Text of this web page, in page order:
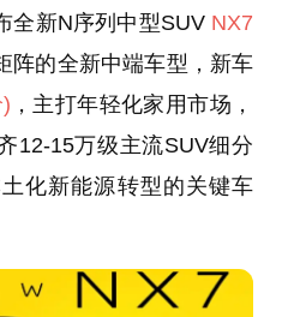
全新N序列中型SUV NX7
阵的全新中端车型，新车
，主打年轻化家用市场，
12-15万级主流SUV细分
化新能源转型的关键车